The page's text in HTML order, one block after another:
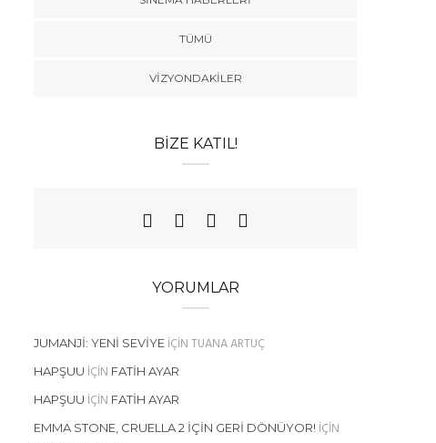
TÜMÜ
VIZYONDAKILER
BIZE KATIL!
YORUMLAR
JUMANJI: YENI SEVIYE IÇINTUANA ARTUÇ
HAPŞUU IÇIN FATIH AYAR
HAPŞUU IÇIN FATIH AYAR
EMMA STONE, CRUELLA 2 İÇIN GERI DÖNÜYOR! IÇIN